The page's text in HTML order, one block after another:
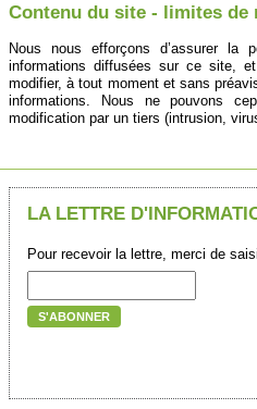
Contenu du site - limites de
Nous nous efforçons d’assurer
informations diffusées sur ce site,
modifier, à tout moment et sans
informations. Nous ne pouvons
modification par un tiers (intrusion,
LA LETTRE
Pour recevoir la lettre, merci de
S'ABONNER